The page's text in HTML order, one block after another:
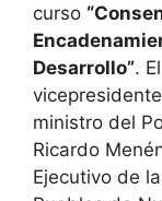
curso
Desarrollo”.
ministro del
Ricardo
Ejecutivo de